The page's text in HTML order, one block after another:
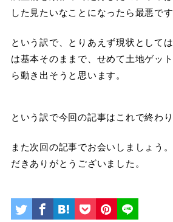
した見たいなことになったら最悪です
という訳で、とりあえず現状として
は基本そのままで、せめて土地ゲッ
ら動き出そうと思います。
という訳で今回の記事はこれで終わり
また次回の記事でお会いしましょう
だきありがとうございました。